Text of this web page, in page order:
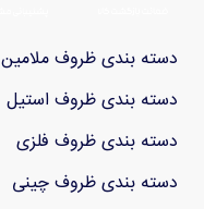
دسته بندی ظروف ملامین
دسته بندی ظروف استیل
دسته بندی ظروف فلزی
دسته بندی ظروف چینی